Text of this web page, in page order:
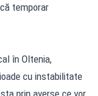
temporar
în Oltenia,
cu instabilitate